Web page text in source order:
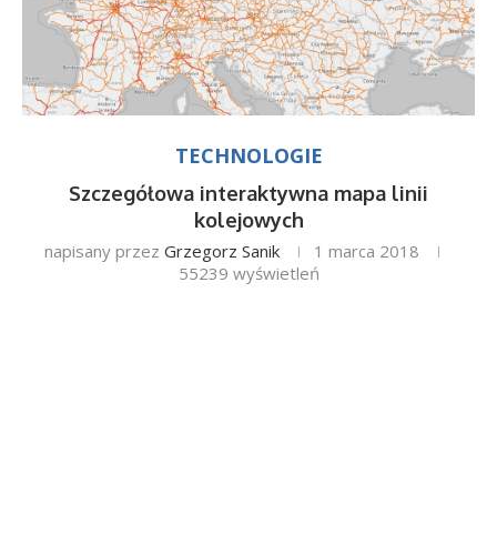
TECHNOLOGIE
Szczegółowa interaktywna mapa linii
kolejowych
napisany przez Grzegorz Sanik
1 marca 2018
55239 wyświetleń